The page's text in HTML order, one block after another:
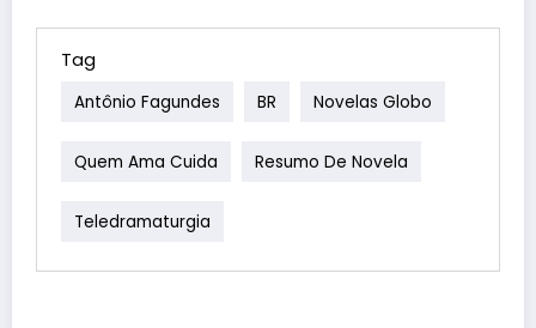
peso no horário nobre.
A nova novela das
Quem Ama Cuida,
apenas uma trama
envolvente, mas a
maiores…
Tag
Antônio Fagundes BR Novelas Globo
Quem Ama Cuida Resumo De Novela
Teledramaturgia